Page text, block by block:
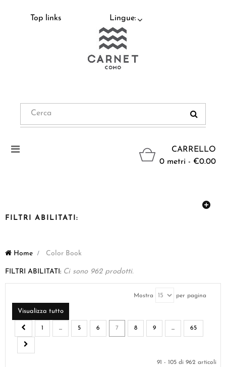
Top links Lingue:
CARRELLO
0 metri - €0.00
Navigazione
FILTRI ABILITATI:
Home > Color Book
FILTRI ABILITATI: Ci sono 962 prodotti.
Mostra per pagina
Visualizza tutto
1 ... 5 6 7 8 9 ... 65
91 - 105 di 962 articoli